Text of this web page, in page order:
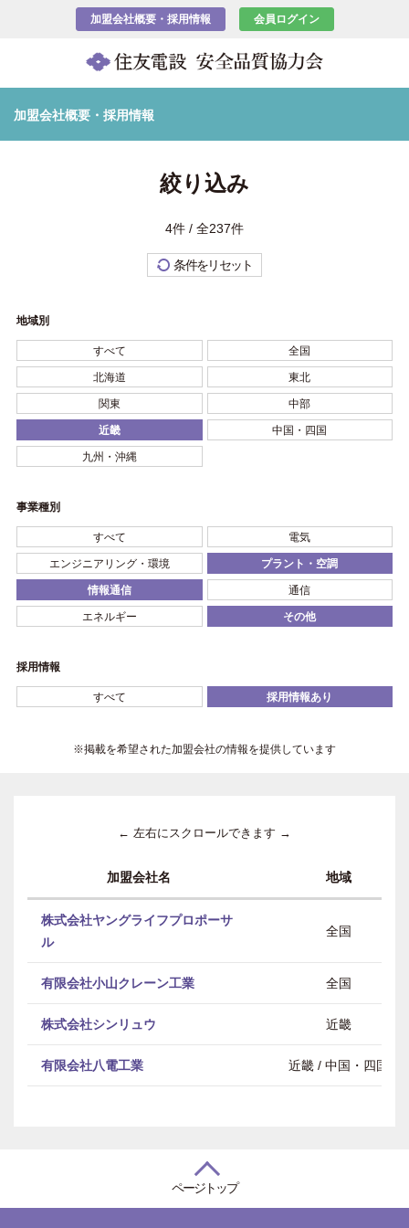
加盟会社概要・採用情報 会員ログイン
加盟会社概要・採用情報
絞り込み
4件 / 全237件
条件をリセット
地域別
すべて 全国
北海道 東北
関東 中部
近畿 中国・四国
九州・沖縄
事業種別
すべて 電気
エンジニアリング・環境 プラント・空調
情報通信 通信
エネルギー その他
採用情報
すべて 採用情報あり
※掲載を希望された加盟会社の情報を提供しています
← 左右にスクロールできます →
加盟会社名 地域
株式会社ヤングライフプロポーサ
ル
全国
有限会社小山クレーン工業 全国
株式会社シンリュウ 近畿
有限会社八電工業 近畿 / 中国・四国
ページトップ